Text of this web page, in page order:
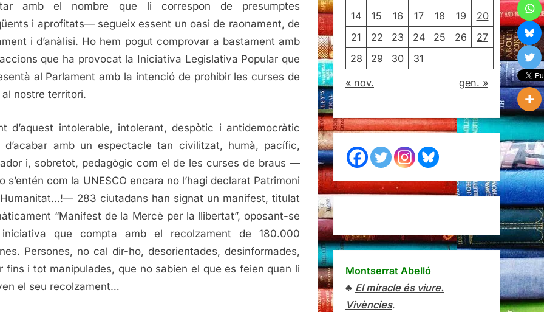
amb el nombre que li correspon de presumptes
i aprofitats— segueix essent un oasi de raonament, de
i d’anàlisi. Ho hem pogut comprovar a bastament amb
que ha provocat la Iniciativa Legislativa Popular que
al Parlament amb la intenció de prohibir les curses de
al nostre territori.
d’aquest intolerable, intolerant, despòtic i antidemocràtic
d’acabar amb un espectacle tan civilitzat, humà, pacífic,
i, sobretot, pedagògic com el de les curses de braus —
s’entén com la UNESCO encara no l’hagi declarat Patrimoni
283 ciutadans han signat un manifest, titulat
“Manifest de la Mercè per la llibertat”, oposant-se
que compta amb el recolzament de 180.000
Persones, no cal dir-ho, desorientades, desinformades,
fins i tot manipulades, que no sabien el que es feien quan li
el seu recolzament…
14
15 16 17 18 19
20
21
22 23 24 25 26
27
28
29 30 31
« nov. gen. »
Montserrat Abelló
♣ El miracle és viure.
Vivències.